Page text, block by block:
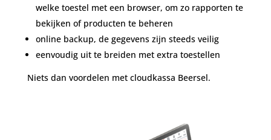
welke toestel met een browser, om zo rapporten te
bekijken of producten te beheren
online backup, de gegevens zijn steeds veilig
eenvoudig uit te breiden met extra toestellen
Niets dan voordelen met cloudkassa Beersel.